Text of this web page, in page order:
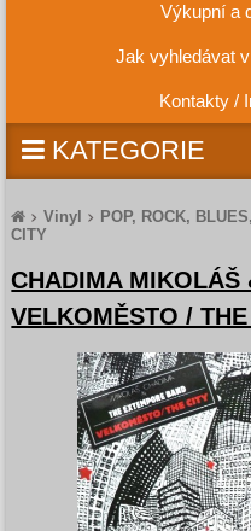
Výkupní a
Jak vyhledávat
Kontakty /
KATEGORIE
Vinyl POP, ROCK,
CITY
CHADIMA MIKOLÁŠ
VELKOMĚSTO /